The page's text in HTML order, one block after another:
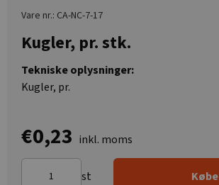
Vare nr.: CA-NC-7-17
Kugler, pr. stk.
Tekniske oplysninger:
Kugler, pr.
€0,23 inkl. moms
st Købe